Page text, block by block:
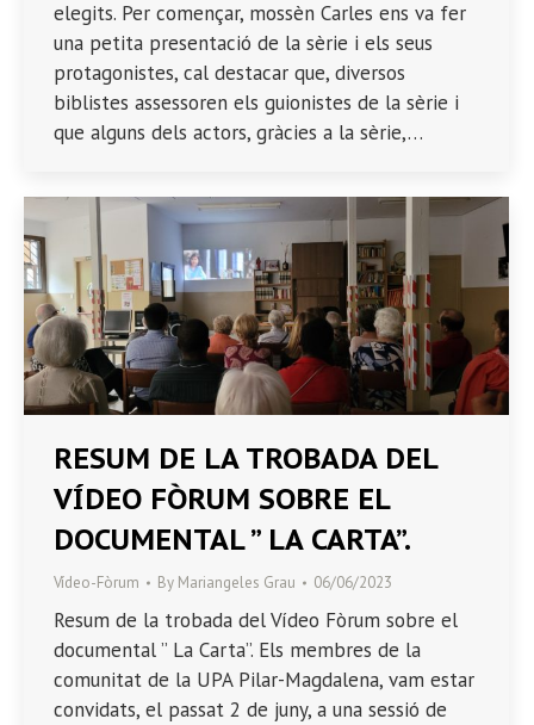
elegits. Per començar, mossèn Carles ens va fer
una petita presentació de la sèrie i els seus
protagonistes, cal destacar que, diversos
biblistes assessoren els guionistes de la sèrie i
que alguns dels actors, gràcies a la sèrie,…
RESUM DE LA TROBADA DEL
VÍDEO FÒRUM SOBRE EL
DOCUMENTAL ” LA CARTA”.
Vídeo-Fòrum By Mariangeles Grau 06/06/2023
Resum de la trobada del Vídeo Fòrum sobre el
documental ” La Carta”. Els membres de la
comunitat de la UPA Pilar-Magdalena, vam estar
convidats, el passat 2 de juny, a una sessió de